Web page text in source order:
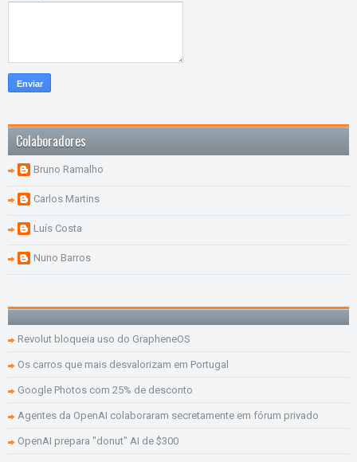
Colaboradores
Bruno Ramalho
Carlos Martins
Luís Costa
Nuno Barros
Revolut bloqueia uso do GrapheneOS
Os carros que mais desvalorizam em Portugal
Google Photos com 25% de desconto
Agentes da OpenAI colaboraram secretamente em fórum privado
OpenAI prepara "donut" AI de $300